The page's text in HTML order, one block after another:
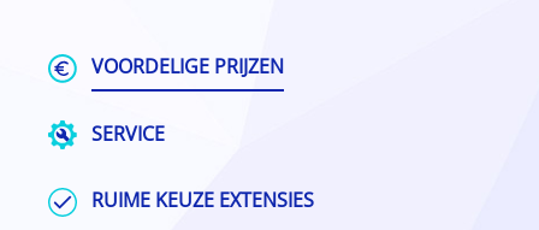
VOORDELIGE PRIJZEN
SERVICE
RUIME KEUZE EXTENSIES